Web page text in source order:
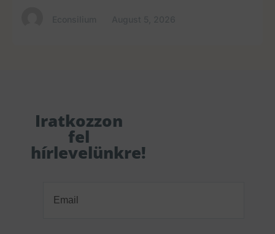
Iratkozzon
fel
hírlevelünkre!